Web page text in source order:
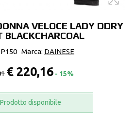
VELOCE LADY DDRY
BLACKCHARCOAL
Marca: DAINESE
€ 220,16 - 15%
Prodotto disponibile